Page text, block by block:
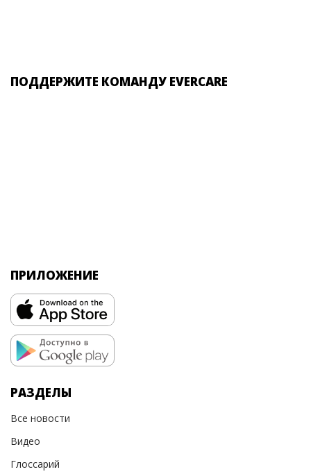
ПОДДЕРЖИТЕ КОМАНДУ EVERCARE
ПРИЛОЖЕНИЕ
РАЗДЕЛЫ
Все новости
Видео
Глоссарий